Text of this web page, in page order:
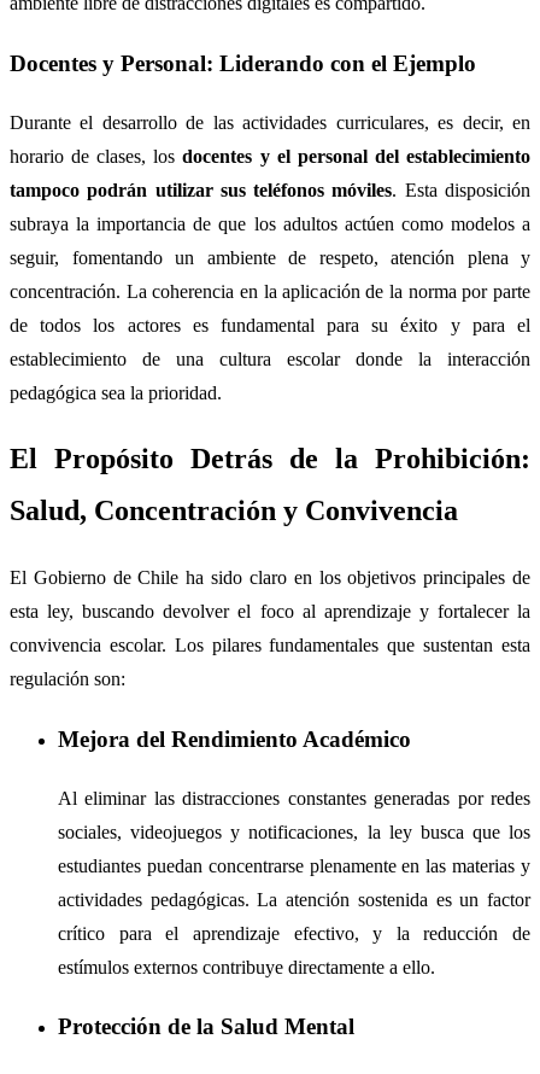
Docentes y Personal: Liderando con el Ejemplo
Durante el desarrollo de las actividades curriculares, es decir, en
horario de clases, losdocentes y el personal del establecimiento
tampoco podrán utilizar sus teléfonos móviles. Esta disposición
subraya la importancia de que los adultos actúen como modelos a
seguir, fomentando un ambiente de respeto, atención plena y
concentración. La coherencia en la aplicación de la norma por parte
de todos los actores es fundamental para su éxito y para el
establecimiento de una cultura escolar donde la interacción
pedagógica sea la prioridad.
El Propósito Detrás de la Prohibición:
Salud, Concentración y Convivencia
El Gobierno de Chile ha sido claro en los objetivos principales de
esta ley, buscando devolver el foco al aprendizaje y fortalecer la
convivencia escolar. Los pilares fundamentales que sustentan esta
regulación son:
Mejora del Rendimiento Académico
Al eliminar las distracciones constantes generadas por redes
sociales, videojuegos y notificaciones, la ley busca que los
estudiantes puedan concentrarse plenamente en las materias y
actividades pedagógicas. La atención sostenida es un factor
crítico para el aprendizaje efectivo, y la reducción de
estímulos externos contribuye directamente a ello.
Protección de la Salud Mental